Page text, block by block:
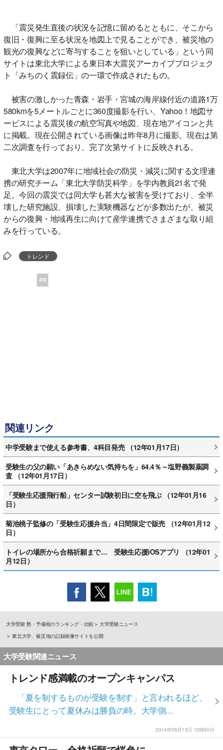
「震災発生直後の状況を記憶に留めるとともに、そこから
復旧・復興に至る状況を地図上で見ることができ、被災地の
観光の復興などに寄与することを狙いとしている」という同
サイトは東北大学による東日本大震災アーカイブプロジェク
ト「みちのく震録伝」の一環で作成されたもの。
被害の激しかった青森・岩手・宮城の海岸線付近の道路1万
580kmを5メートルごとに360度撮影を行い、Yahoo！地図サ
ービスによる震災後の航空写真や地図、現在地アイコンと共
に掲載。現在公開されている画像は昨年8月に撮影。現在は第
二次調査を行っており、完了次第サイトに反映される。
東北大学は2007年に地域社会の防災・減災に関する文理連
携の研究チーム「東北大学防災科学」を学内教員21名で発
足。今回の震災では同大学も甚大な被害を受けており、全半
壊した研究施設、損壊した実験機器などが多数出たが、被災
からの復興・地域再生に向けて産学連携でさまざまな取り組
みを行っている。
トレンド
PR
関連リンク
中学受験まで使える参考書、4科目発売 （12年01月17日）
受験生の父の願い「あきらめない気持ちを」64.4％～塩野義製薬調
査 （12年01月17日）
「受験生応援飛行船」センター試験初日に空を飛ぶ （12年01月16
日）
菊池桃子監修の「受験生応援弁当」4日間限定で販売 （12年01月12
日）
トイレの場所から合格祈願まで… 受験生応援iOSアプリ （12年01
月12日）
大学受験 塾・予備校のランキング・比較
大学受験ニュース
東北大学、被災地の記録画像サイトを公開
大学受験関連ニュース
トレンド感満載のオープンキャンパス
「夏を制するものが受験を制す」と言われるほど、
受験生にとって夏休みは勝負の時。大学側...
2014年08月13日 13時00分